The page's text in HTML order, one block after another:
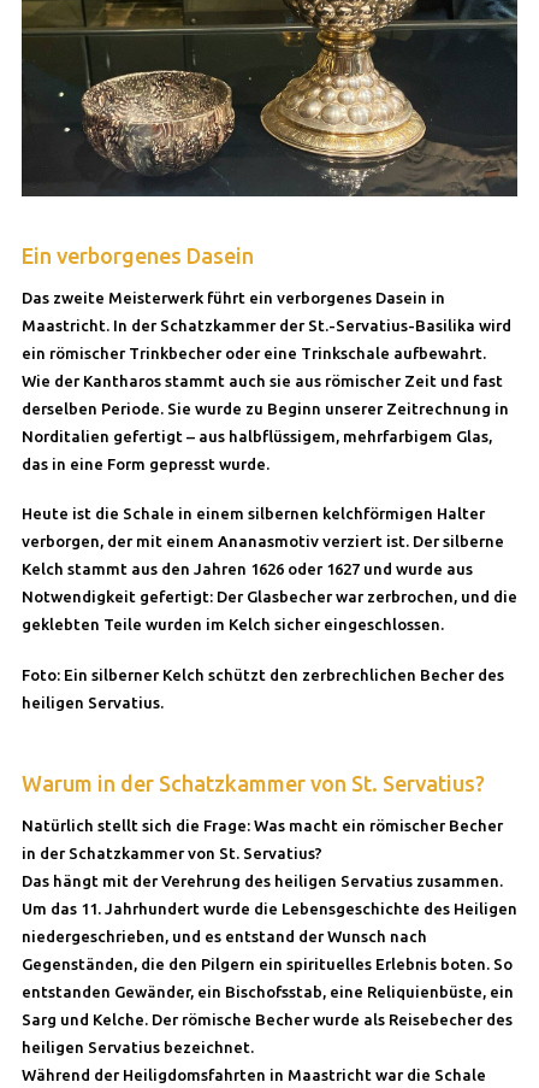
Ein verborgenes Dasein
Das zweite Meisterwerk führt ein verborgenes Dasein in
Maastricht. In der Schatzkammer der St.-Servatius-Basilika wird
ein römischer Trinkbecher oder eine Trinkschale aufbewahrt.
Wie der Kantharos stammt auch sie aus römischer Zeit und fast
derselben Periode. Sie wurde zu Beginn unserer Zeitrechnung in
Norditalien gefertigt – aus halbflüssigem, mehrfarbigem Glas,
das in eine Form gepresst wurde.
Heute ist die Schale in einem silbernen kelchförmigen Halter
verborgen, der mit einem Ananasmotiv verziert ist. Der silberne
Kelch stammt aus den Jahren 1626 oder 1627 und wurde aus
Notwendigkeit gefertigt: Der Glasbecher war zerbrochen, und die
geklebten Teile wurden im Kelch sicher eingeschlossen.
Foto: Ein silberner Kelch schützt den zerbrechlichen Becher des
heiligen Servatius.
Warum in der Schatzkammer von St. Servatius?
Natürlich stellt sich die Frage: Was macht ein römischer Becher
in der Schatzkammer von St. Servatius?
Das hängt mit der Verehrung des heiligen Servatius zusammen.
Um das 11. Jahrhundert wurde die Lebensgeschichte des Heiligen
niedergeschrieben, und es entstand der Wunsch nach
Gegenständen, die den Pilgern ein spirituelles Erlebnis boten. So
entstanden Gewänder, ein Bischofsstab, eine Reliquienbüste, ein
Sarg und Kelche. Der römische Becher wurde als Reisebecher des
heiligen Servatius bezeichnet.
Während der Heiligdomsfahrten in Maastricht war die Schale